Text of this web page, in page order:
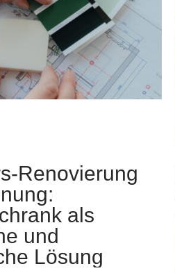
Renovierung
als
und
Lösung